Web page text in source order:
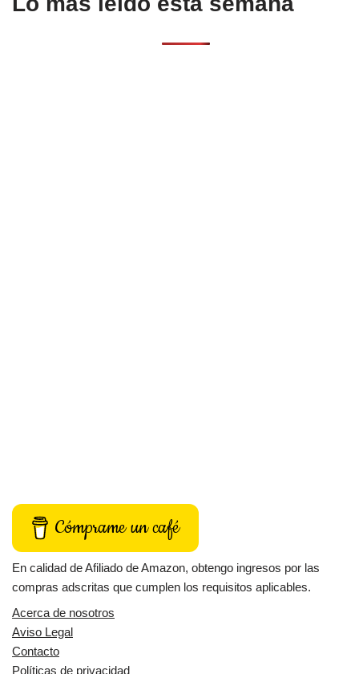
Cómprame un café
En calidad de Afiliado de Amazon, obtengo ingresos por las
compras adscritas que cumplen los requisitos aplicables.
Acerca de nosotros
Aviso Legal
Contacto
Políticas de privacidad